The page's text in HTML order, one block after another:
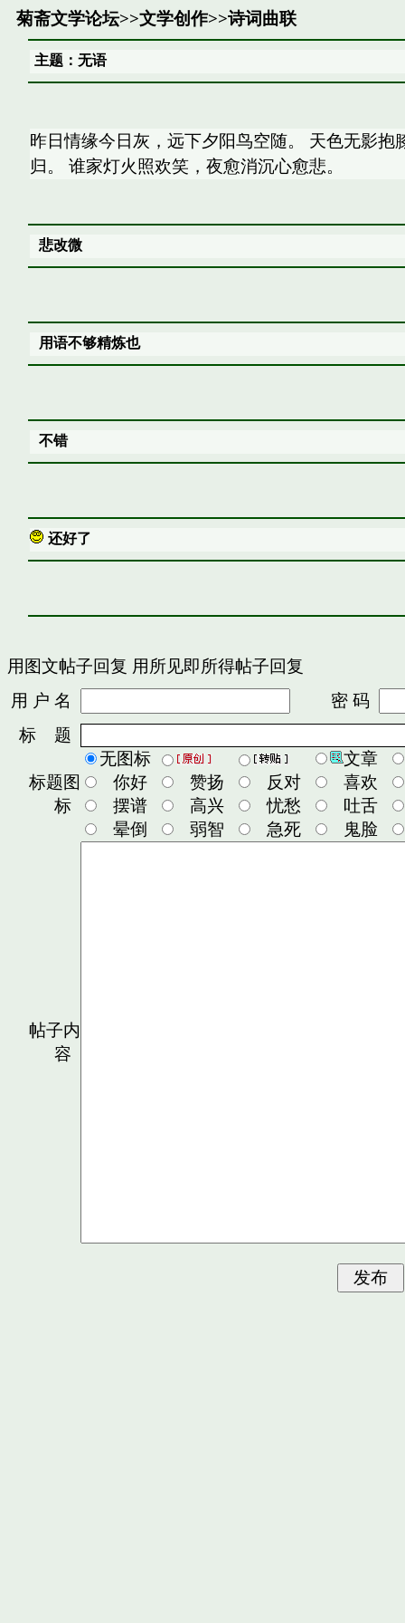
菊斋文学论坛>>文学创作>>诗词曲联
主题：无语
昨日情缘今日灰，远下夕阳鸟空随。 天色无影
归。 谁家灯火照欢笑，夜愈消沉心愈悲。
悲改微
用语不够精炼也
不错
还好了
用图文帖子回复 用所见即所得帖子回复
用 户 名
密 码
标 题
标题图
标
无图标
文章
你好
赞扬 反对
喜欢
摆谱
高兴 忧愁
吐舌
晕倒
弱智 急死 鬼脸
帖子内
容